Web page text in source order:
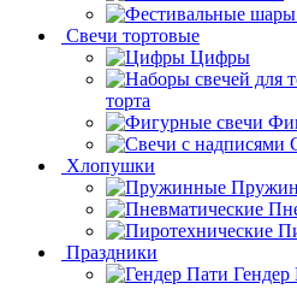
Свечи тортовые
Цифры
торта
Хлопушки
Праздники
Гендер